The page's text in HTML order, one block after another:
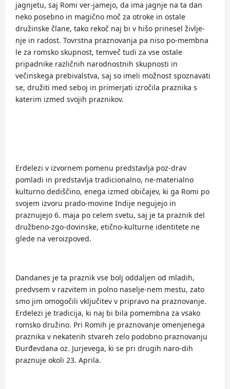
jagnjetu, saj Romi ver-jamejo, da ima jagnje na ta dan
neko posebno in magično moč za otroke in ostale
družinske člane, tako rekoč naj bi v hišo prinesel življe-
nje in radost. Tovrstna praznovanja pa niso po-membna
le za romsko skupnost, temveč tudi za vse ostale
pripadnike različnih narodnostnih skupnosti in
večinskega prebivalstva, saj so imeli možnost spoznavati
se, družiti med seboj in primerjati izročila praznika s
katerim izmed svojih praznikov.
Erdelezi v izvornem pomenu predstavlja poz-drav
pomladi in predstavlja tradicionalno, ne-materialno
kulturno dediščino, enega izmed običajev, ki ga Romi po
svojem izvoru prado-movine Indije negujejo in
praznujejo 6. maja po celem svetu, saj je ta praznik del
družbeno-zgo-dovinske, etično-kulturne identitete ne
glede na veroizpoved.
Dandanes je ta praznik vse bolj oddaljen od mladih,
predvsem v razvitem in polno naselje-nem mestu, zato
smo jim omogočili vključitev v pripravo na praznovanje.
Erdelezi je tradicija, ki naj bi bila pomembna za vsako
romsko družino. Pri Romih je praznovanje omenjenega
praznika v nekaterih stvareh zelo podobno praznovanju
Đurđevdana oz. Jurjevega, ki se pri drugih naro-dih
praznuje okoli 23. Aprila.